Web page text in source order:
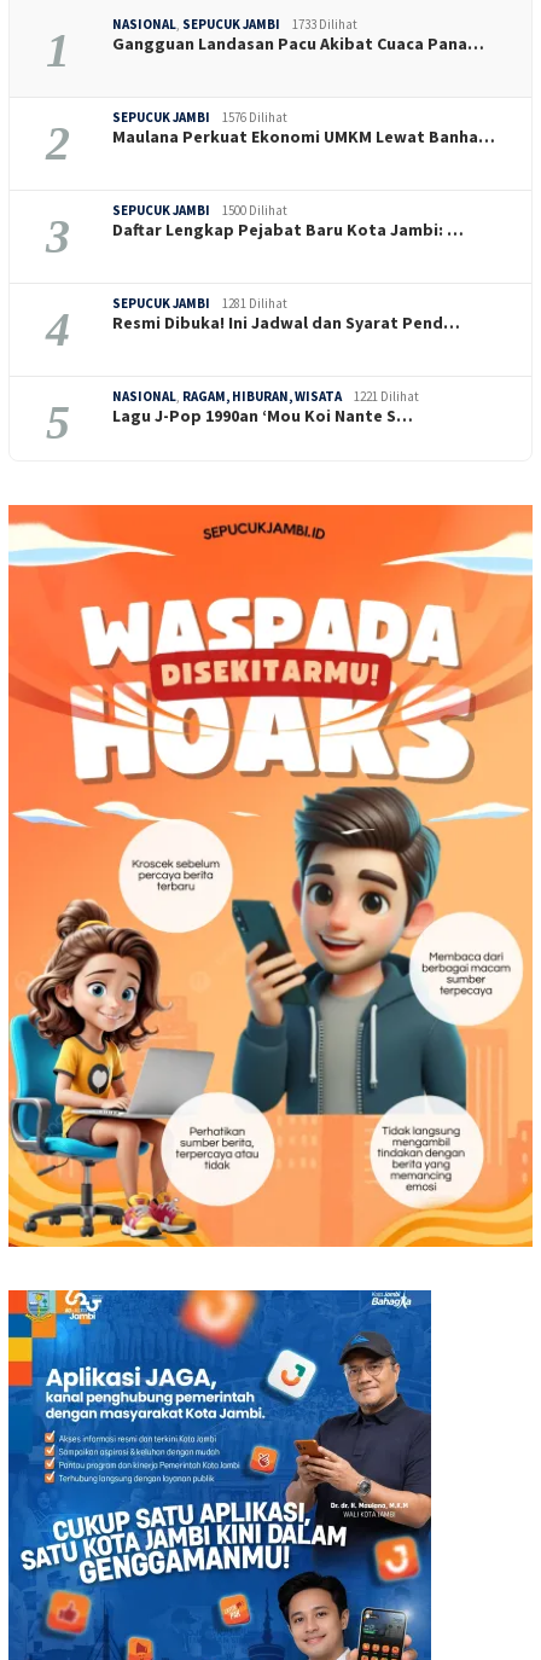
1 NASIONAL SEPUCUK JAMBI 1733 Dilihat
Gangguan Landasan Pacu Akibat Cuaca Pana…
2 SEPUCUK JAMBI 1576 Dilihat
Maulana Perkuat Ekonomi UMKM Lewat Banha…
3 SEPUCUK JAMBI 1500 Dilihat
Daftar Lengkap Pejabat Baru Kota Jambi: …
4 SEPUCUK JAMBI 1281 Dilihat
Resmi Dibuka! Ini Jadwal dan Syarat Pend…
5 NASIONAL RAGAM, HIBURAN, WISATA 1221 Dilihat
Lagu J-Pop 1990an ‘Mou Koi Nante S…